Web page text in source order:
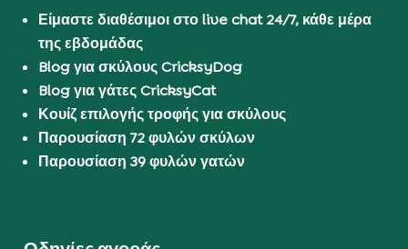
Είμαστε διαθέσιμοι στο live chat 24/7, κάθε μέρα
της εβδομάδας
Blog για σκύλους CricksyDog
Blog για γάτες CricksyCat
Κουίζ επιλογής τροφής για σκύλους
Παρουσίαση 72 φυλών σκύλων
Παρουσίαση 39 φυλών γατών